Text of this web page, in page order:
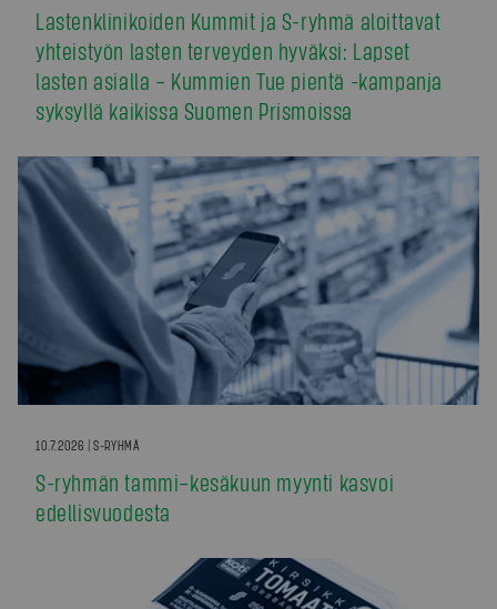
Lastenklinikoiden Kummit ja S-ryhmä aloittavat
yhteistyön lasten terveyden hyväksi: Lapset
lasten asialla – Kummien Tue pientä -kampanja
syksyllä kaikissa Suomen Prismoissa
10.7.2026 | S-RYHMÄ
S-ryhmän tammi–kesäkuun myynti kasvoi
edellisvuodesta